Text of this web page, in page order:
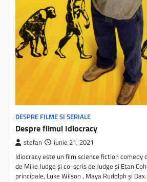
DESPRE FILME SI SERIALE
Despre filmul Idiocracy
stefan iunie 21, 2021
Idiocracy este un film science fiction comedy
de Mike Judge și co-scris de Judge și Etan
principale, Luke Wilson , Maya Rudolph și